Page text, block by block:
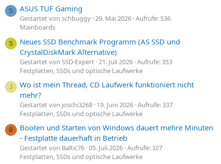
S ASUS TUF Gaming
Gestartet von schbuggy 29. Mai 2026 Aufrufe: 536
Mainboards
S
Neues SSD Benchmark Programm (AS SSD und
CrystalDiskMark Alternative)
Gestartet von SSD-Expert 21. Juli 2026 Aufrufe: 353
Festplatten, SSDs und optische Laufwerke
J
Wo ist mein Thread, CD Laufwerk funktioniert nicht
mehr?
Gestartet von joschi3268 19. Juni 2026 Aufrufe: 337
Festplatten, SSDs und optische Laufwerke
B
Booten und Starten von Windows dauert mehre Minuten
- Festplatte dauerhaft in Betrieb
Gestartet von Baltic76 05. Juli 2026 Aufrufe: 327
Festplatten, SSDs und optische Laufwerke